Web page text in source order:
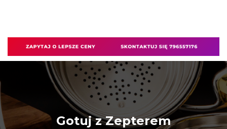
Gotuj z Zepterem